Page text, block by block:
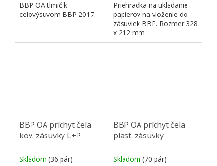
BBP OA tlmič k
celovýsuvom BBP 2017
Priehradka na ukladanie
papierov na vloženie do
zásuviek BBP. Rozmer 328
x 212 mm
BBP OA príchyt čela
kov. zásuvky L+P
Skladom (36 pár)
BBP OA príchyt čela
plast. zásuvky
Skladom (70 pár)